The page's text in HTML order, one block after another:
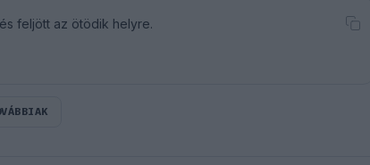
feljött az ötödik helyre.